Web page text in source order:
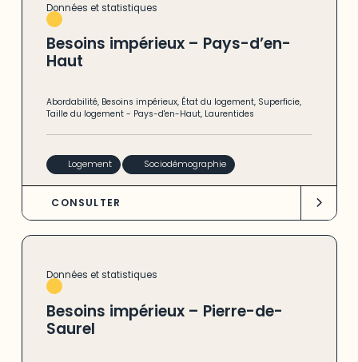
Données et statistiques
Besoins impérieux – Pays-d’en-
Haut
Abordabilité, Besoins impérieux, État du logement, Superficie,
Taille du logement - Pays-d'en-Haut, Laurentides
Logement Sociodémographie
CONSULTER
Données et statistiques
Besoins impérieux – Pierre-de-
Saurel